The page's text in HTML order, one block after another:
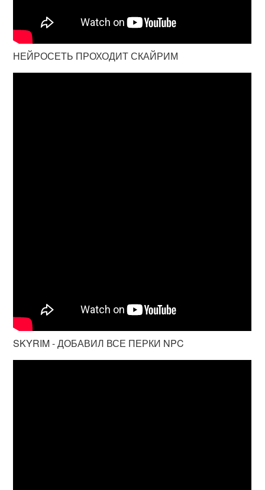
НЕЙРОСЕТЬ ПРОХОДИТ СКАЙРИМ
SKYRIM - ДОБАВИЛ ВСЕ ПЕРКИ NPC